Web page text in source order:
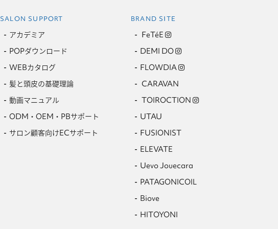
SALON SUPPORT
アカデミア
POPダウンロード
WEBカタログ
髪と頭皮の基礎理論
動画マニュアル
ODM・OEM・PBサポート
サロン顧客向けECサポート
BRAND SITE
FeTéE
DEMI DO
FLOWDIA
CARAVAN
TOIROCTION
UTAU
FUSIONIST
ELEVATE
Uevo Jouecara
PATAGONICOIL
Biove
HITOYONI